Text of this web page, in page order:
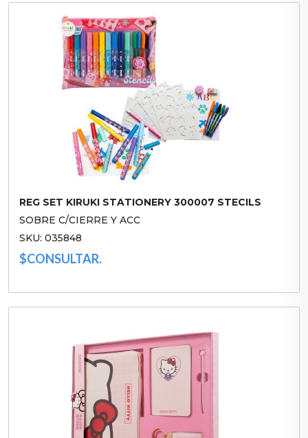
REG SET KIRUKI STATIONERY 300007 STECILS
SOBRE C/CIERRE Y ACC
SKU: 035848
$CONSULTAR.